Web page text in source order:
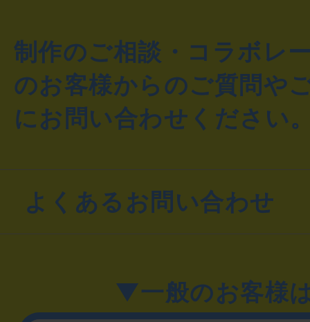
制作のご相談・コラボレ
のお客様からのご質問や
にお問い合わせください
よくあるお問い合わせ
▼一般のお客様